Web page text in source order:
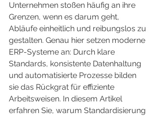
Unternehmen stoßen häufig an ihre
Grenzen, wenn es darum geht,
Abläufe einheitlich und reibungslos zu
gestalten. Genau hier setzen moderne
ERP-Systeme an: Durch klare
Standards, konsistente Datenhaltung
und automatisierte Prozesse bilden
sie das Rückgrat für effiziente
Arbeitsweisen. In diesem Artikel
erfahren Sie, warum Standardisierung